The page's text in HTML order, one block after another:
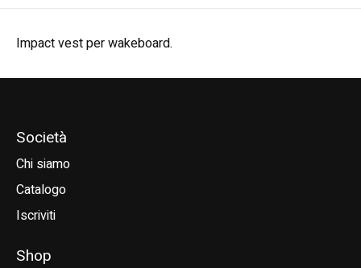
Impact vest per wakeboard.
Società
Chi siamo
Catalogo
Iscriviti
Shop